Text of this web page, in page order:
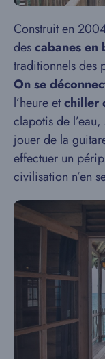
Construit en
descabanes en
traditionnels des
On se
l’heure etchiller
clapotis de
jouer de la
effectuer un
civilisation n’en